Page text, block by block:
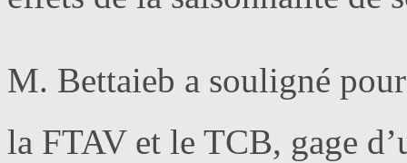
M. Bettaieb a souligné
la FTAV et le TCB, gage